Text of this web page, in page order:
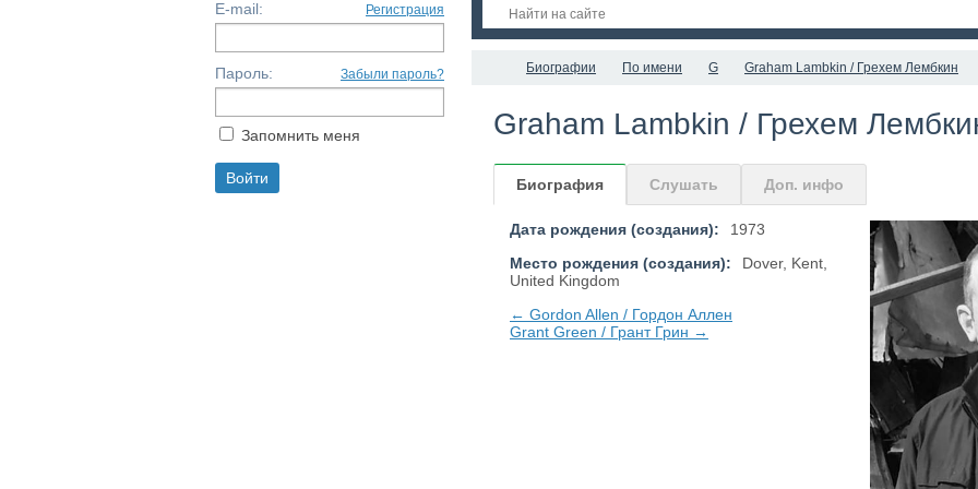
Биографии По имени G Graham Lambkin / Грехем Лембкин
Graham Lambkin / Грехем
Биография Слушать Доп. инфо
Дата рождения (создания):
1973
Место рождения (создания):
Dover, Kent,
United Kingdom
← Gordon Allen / Гордон Аллен
Grant Green / Грант Грин →
E-mail: Регистрация
Пароль: Забыли пароль?
Запомнить меня